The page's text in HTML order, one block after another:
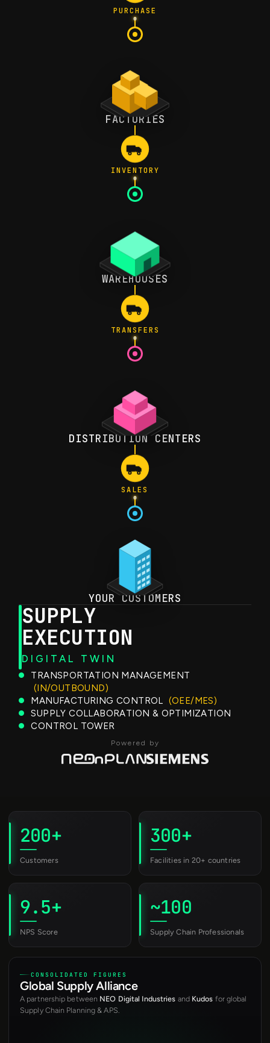
PURCHASE
FACTORIES
INVENTORY
WAREHOUSES
TRANSFERS
DISTRIBUTION CENTERS
SALES
YOUR CUSTOMERS
SUPPLY
EXECUTION
DIGITAL TWIN
TRANSPORTATION MANAGEMENT
(IN/OUTBOUND)
MANUFACTURING CONTROL (OEE/MES)
SUPPLY COLLABORATION & OPTIMIZATION
CONTROL TOWER
Powered by